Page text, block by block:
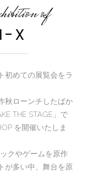
of
X
初めての展覧会をラ
秋ローンチしたばか
THE STAGE」で
を開催いたしま
クやゲームを原作
が多い中、舞台を原